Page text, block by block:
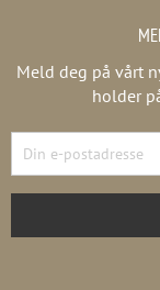
Meld deg på vårt
holder